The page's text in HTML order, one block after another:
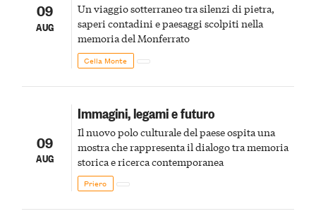
09
AUG
Un viaggio sotterraneo tra silenzi di pietra,
saperi contadini e paesaggi scolpiti nella
memoria del Monferrato
Cella Monte
09
AUG
Immagini, legami e futuro
Il nuovo polo culturale del paese ospita una
mostra che rappresenta il dialogo tra memoria
storica e ricerca contemporanea
Priero